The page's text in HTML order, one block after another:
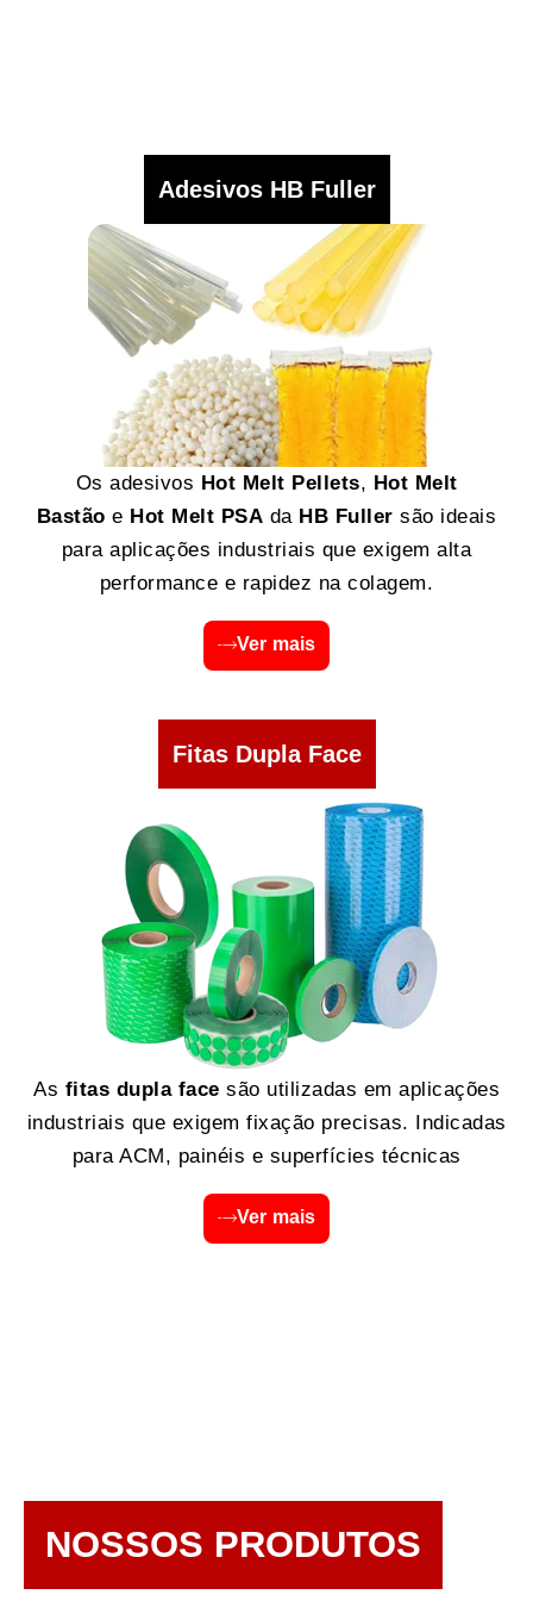
Adesivos HB Fuller
Os adesivos Hot Melt Pellets, Hot Melt
Bastão e Hot Melt PSA da HB Fuller são ideais
para aplicações industriais que exigem alta
performance e rapidez na colagem.
Ver mais
Fitas Dupla Face
As fitas dupla face são utilizadas em aplicações
industriais que exigem fixação precisas. Indicadas
para ACM, painéis e superfícies técnicas
Ver mais
NOSSOS PRODUTOS